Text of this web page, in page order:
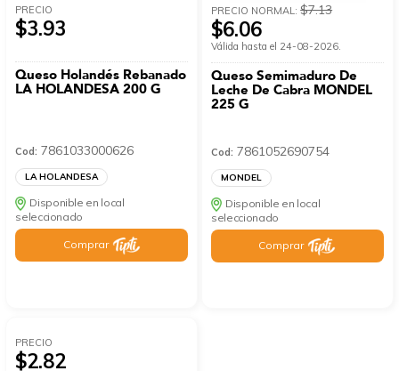
PRECIO
$3.93
Queso Holandés Rebanado
LA HOLANDESA 200 G
Cod: 7861033000626
LA HOLANDESA
Disponible en local
seleccionado
Comprar
PRECIO NORMAL:$7.13
$6.06
Válida hasta el 24-08-2026.
Queso Semimaduro De
Leche De Cabra MONDEL
225 G
Cod: 7861052690754
MONDEL
Disponible en local
seleccionado
Comprar
PRECIO
$2.82